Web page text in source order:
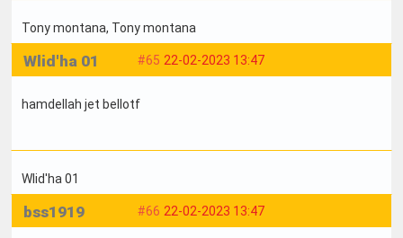
Tony montana, Tony montana
#65 22-02-2023 13:47
Wlid'ha 01
hamdellah jet bellotf
Wlid'ha 01
#66 22-02-2023 13:47
bss1919